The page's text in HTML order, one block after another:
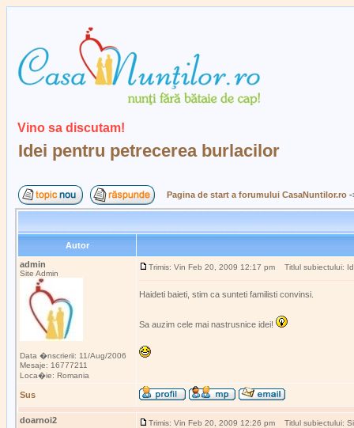
Vino sa discutam!
Idei pentru petrecerea burlacilor
Pagina de start a forumului CasaNuntilor.ro
Autor
admin
Site Admin
Data �nscrierii: 11/Aug/2006
Mesaje: 16777211
Loca�ie: Romania
Trimis: Vin Feb 20, 2009 12:17 pm Titlul subiectului:
Haideti baieti, stim ca sunteti familisti convinsi.
Sa auzim cele mai nastrusnice idei!
Sus
doarnoi2 Trimis: Vin Feb 20, 2009 12:26 pm Titlul subiectului: